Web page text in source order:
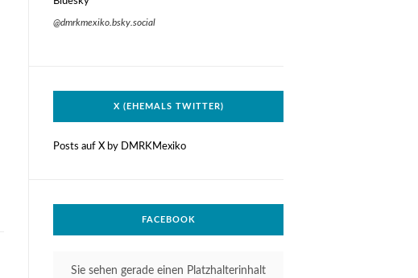
@dmrkmexiko.bsky.social
X (EHEMALS TWITTER)
Posts auf X by DMRKMexiko
FACEBOOK
Sie sehen gerade einen Platzhalterinhalt